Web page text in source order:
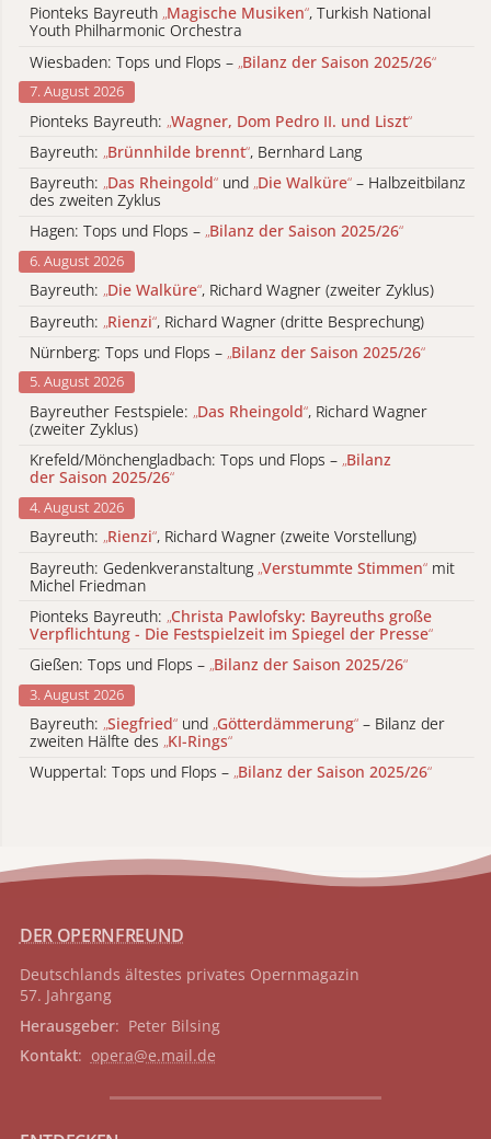
Pionteks Bayreuth „Magische Musiken“, Turkish National
Youth Philharmonic Orchestra
Wiesbaden: Tops und Flops – „Bilanz der Saison 2025/26“
7. August 2026
Pionteks Bayreuth: „Wagner, Dom Pedro II. und Liszt“
Bayreuth: „Brünnhilde brennt“, Bernhard Lang
Bayreuth: „Das Rheingold“ und „Die Walküre“ – Halbzeitbilanz
des zweiten Zyklus
Hagen: Tops und Flops – „Bilanz der Saison 2025/26“
6. August 2026
Bayreuth: „Die Walküre“, Richard Wagner (zweiter Zyklus)
Bayreuth: „Rienzi“, Richard Wagner (dritte Besprechung)
Nürnberg: Tops und Flops – „Bilanz der Saison 2025/26“
5. August 2026
Bayreuther Festspiele: „Das Rheingold“, Richard Wagner
(zweiter Zyklus)
Krefeld/Mönchengladbach: Tops und Flops – „Bilanz
der Saison 2025/26“
4. August 2026
Bayreuth: „Rienzi“, Richard Wagner (zweite Vorstellung)
Bayreuth: Gedenkveranstaltung „Verstummte Stimmen“ mit
Michel Friedman
Pionteks Bayreuth: „Christa Pawlofsky: Bayreuths große
Verpflichtung - Die Festspielzeit im Spiegel der Presse“
Gießen: Tops und Flops – „Bilanz der Saison 2025/26“
3. August 2026
Bayreuth: „Siegfried“ und „Götterdämmerung“ – Bilanz der
zweiten Hälfte des „KI-Rings“
Wuppertal: Tops und Flops – „Bilanz der Saison 2025/26“
DER OPERNFREUND
Deutschlands ältestes privates Opernmagazin
57. Jahrgang
Herausgeber: Peter Bilsing
Kontakt: opera@e.mail.de